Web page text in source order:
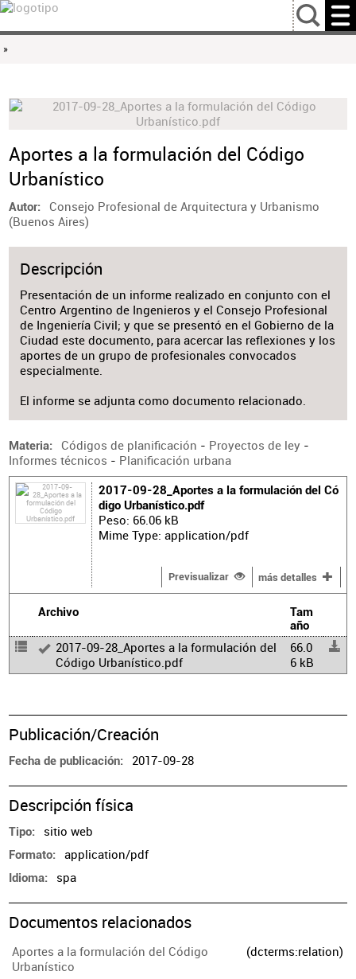
…
»
Aportes a la formulación del Código
Urbanístico
Autor
Consejo Profesional de Arquitectura y Urbanismo
(Buenos Aires)
Descripción
Presentación de un informe realizado en conjunto con el
Centro Argentino de Ingenieros y el Consejo Profesional
de Ingeniería Civil; y que se presentó en el Gobierno de la
Ciudad este documento, para acercar las reflexiones y los
aportes de un grupo de profesionales convocados
especialmente.
El informe se adjunta como documento relacionado.
Materia Códigos de planificación - Proyectos de ley -
Informes técnicos - Planificación urbana
2017-09-28_Aportes a la formulación del Có
digo Urbanístico.pdf
Peso: 66.06 kB
Mime Type: application/pdf
Previsualizar más detalles
Archivo
Tam
año
2017-09-28_Aportes a la formulación del
Código Urbanístico.pdf
66.0
6 kB
Publicación/Creación
Fecha de publicación 2017-09-28
Descripción física
Tipo sitio web
Formato application/pdf
Idioma spa
Documentos relacionados
Aportes a la formulación del Código
Urbanístico
(dcterms:relation)